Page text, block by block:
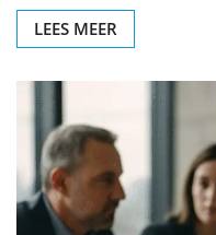
LEES MEER